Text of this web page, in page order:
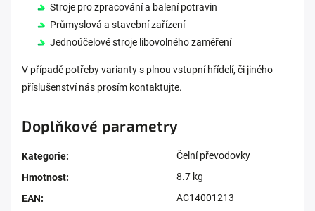
Stroje pro zpracování a balení potravin
Průmyslová a stavební zařízení
Jednoúčelové stroje libovolného zaměření
V případě potřeby varianty s plnou vstupní hřídelí, či jiného
příslušenství nás prosím kontaktujte.
Doplňkové parametry
Kategorie:
Čelní převodovky
Hmotnost:
8.7 kg
EAN:
AC14001213